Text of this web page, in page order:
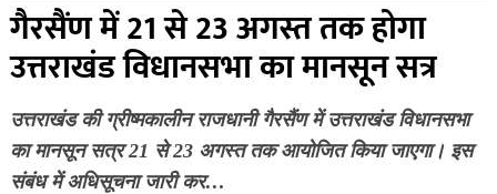
गैरसैंण में 21 से 23 अगस्त तक होगा
उत्तराखंड विधानसभा का मानसून सत्र
उत्तराखंड की ग्रीष्मकालीन राजधानी गैरसैंण में उत्तराखंड विधानसभा
का मानसून सत्र 21 से 23 अगस्त तक आयोजित किया जाएगा। इस
संबंध में अधिसूचना जारी कर…